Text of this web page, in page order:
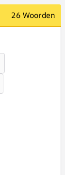
26 Woorden